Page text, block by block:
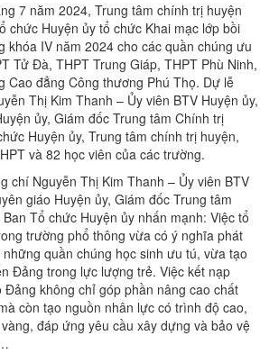
7 năm 2024, Trung tâm chính trị huyện
chức Huyện ủy tổ chức Khai mạc lớp bồi
IV năm 2024 cho các quần chúng ưu
Tử Đà, THPT Trung Giáp, THPT Phù Ninh,
Cao đẳng Công thương Phú Thọ. Dự lễ
Thị Kim Thanh – Ủy viên BTV Huyện ủy,
ủy, Giám đốc Trung tâm Chính trị
Huyện ủy, Trung tâm chính trị huyện,
và 82 học viên của các trường.
chí Nguyễn Thị Kim Thanh – Ủy viên BTV
giáo Huyện ủy, Giám đốc Trung tâm
Tổ chức Huyện ủy nhấn mạnh: Việc tổ
trường phổ thông vừa có ý nghĩa phát
quần chúng học sinh ưu tú, vừa tạo
Đảng trong lực lượng trẻ. Việc kết nạp
không chỉ góp phần nâng cao chất
còn tạo nguồn nhân lực có trình độ cao,
đáp ứng yêu cầu xây dựng và bảo vệ